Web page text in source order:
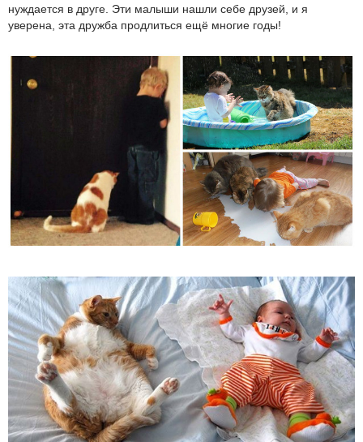
нуждается в друге. Эти малыши нашли себе друзей, и я
уверена, эта дружба продлиться ещё многие годы!